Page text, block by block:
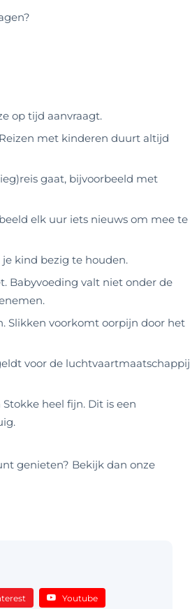
op tijd aanvraagt.
met kinderen duurt altijd
gaat, bijvoorbeeld met
elk uur iets nieuws om mee te
kind bezig te houden.
Babyvoeding valt niet onder de
Slikken voorkomt oorpijn door het
voor de luchtvaartmaatschappij
heel fijn. Dit is een
genieten? Bekijk dan onze
Youtube